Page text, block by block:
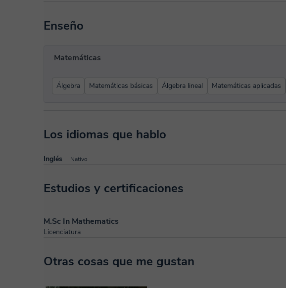
Enseño
Matemáticas
Álgebra Matemáticas básicas Álgebra lineal Matemáticas aplicadas
Los idiomas que hablo
Inglés Nativo
Estudios y certificaciones
M.Sc In Mathematics
Licenciatura
Otras cosas que me gustan